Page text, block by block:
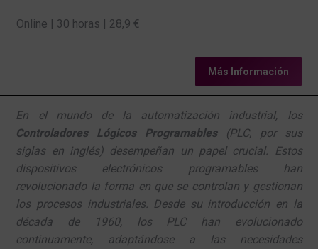
Online | 30 horas | 28,9 €
Más Información
En el mundo de la automatización industrial, los
Controladores Lógicos Programables(PLC, por sus
siglas en inglés) desempeñan un papel crucial. Estos
dispositivos electrónicos programables han
revolucionado la forma en que se controlan y gestionan
los procesos industriales. Desde su introducción en la
década de 1960, los PLC han evolucionado
continuamente, adaptándose a las necesidades